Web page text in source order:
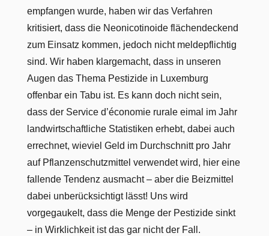
empfangen wurde, haben wir das Verfahren
kritisiert, dass die Neonicotinoide flächendeckend
zum Einsatz kommen, jedoch nicht meldepflichtig
sind. Wir haben klargemacht, dass in unseren
Augen das Thema Pestizide in Luxemburg
offenbar ein Tabu ist. Es kann doch nicht sein,
dass der Service d’économie rurale eimal im Jahr
landwirtschaftliche Statistiken erhebt, dabei auch
errechnet, wieviel Geld im Durchschnitt pro Jahr
auf Pflanzenschutzmittel verwendet wird, hier eine
fallende Tendenz ausmacht – aber die Beizmittel
dabei unberücksichtigt lässt! Uns wird
vorgegaukelt, dass die Menge der Pestizide sinkt
– in Wirklichkeit ist das gar nicht der Fall.